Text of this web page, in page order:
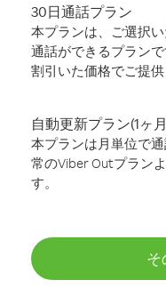
30日通話プラン
本プランは、ご選択
通話ができるプラン
割引いた価格でご提供
自動更新プラン(1ヶ
本プランは月単位で
常のViber Outプラン
す。
そ